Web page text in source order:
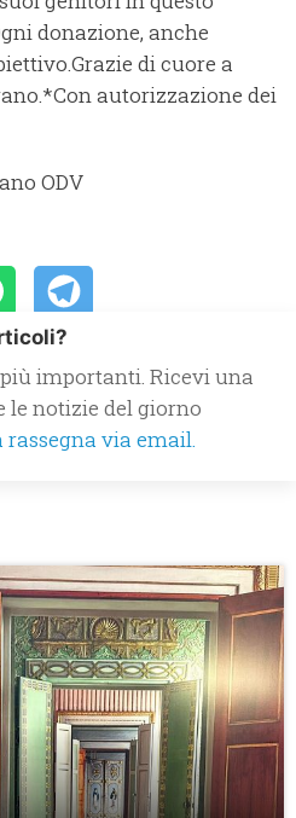
donazione, anche
di cuore a
autorizzazione dei
ODV
importanti. Ricevi una
le notizie del giorno
via email.